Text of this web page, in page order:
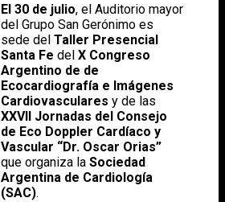
El 30 de julio, el Auditorio mayor
del Grupo San Gerónimo es
sede delTaller Presencial
Santa Fe delX Congreso
Argentino de de
Ecocardiografía e Imágenes
Cardiovasculares y de las
XXVII Jornadas del Consejo
de Eco Doppler Cardíaco y
Vascular “Dr. Oscar Orias”
que organiza laSociedad
Argentina de Cardiología
(SAC).